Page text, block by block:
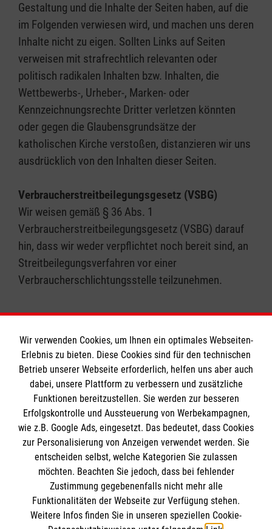
Gestaltung und die Inhalte der Seiten haben, auf die
im Folgenden verwiesen wird, und machen uns deren
Inhalte nicht zu eigen. Sollten Links auf Seiten
verweisen mit strafrechtlich relevanten oder
politisch radikalen Inhalten bzw. Inhalten, die
Wettbewerbs-, Urheber-, Marken- oder
Kennzeichnungsrechte Dritter verletzen könnten
oder gegen die Glaubensgrundsätze der
katholischen Kirche verstoßen, distanzieren wir uns
ausdrücklich von den Inhalten dieser Seiten.
Verbraucherstreitbeilegungsgesetz (VSBG)
Wir weisen gemäß § 36 Abs. 1
Verbraucherstreitbeilegungsgesetz (VSBG) darauf
hin, dass wir weder verpflichtet noch bereit sind, an
Streitbeilegungsverfahren vor einer
Verbraucherschlichtungsstelle teilzunehmen.
Informationen
Impressum
Datenschutz
Barrierefreiheit
Kontakt
Die Malteser
Malteser in Deutschland
Malteserorden
Sharepoint
Spendenkonto
Wir verwenden Cookies, um Ihnen ein optimales Webseiten-
Erlebnis zu bieten. Diese Cookies sind für den technischen
Betrieb unserer Webseite erforderlich, helfen uns aber auch
dabei, unsere Plattform zu verbessern und zusätzliche
Funktionen bereitzustellen. Sie werden zur besseren
Erfolgskontrolle und Aussteuerung von Werbekampagnen,
wie z.B. Google Ads, eingesetzt. Das bedeutet, dass Cookies
zur Personalisierung von Anzeigen verwendet werden. Sie
entscheiden selbst, welche Kategorien Sie zulassen
möchten. Beachten Sie jedoch, dass bei fehlender
Zustimmung gegebenenfalls nicht mehr alle
Funktionalitäten der Webseite zur Verfügung stehen.
Weitere Infos finden Sie in unseren speziellen Cookie-